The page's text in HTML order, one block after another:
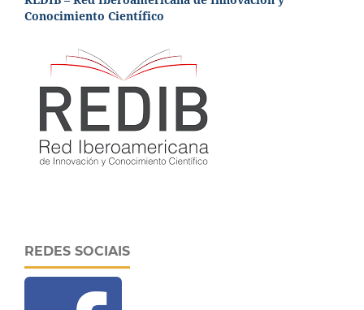
Conocimiento Científico
REDES SOCIAIS